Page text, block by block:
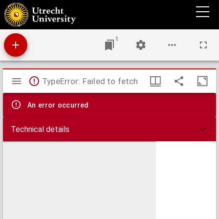
De Grietenye van Doniawerstal : waer over tegenwoordig de ed. heer Jr. Sibrand van
Osinga grietman is, bysitters syn Sytze Jansz Wierda, Agge Broersz, Epe van Hettinga,
Idzaerd Broersma, Johan van Echten secretaris
1
Mirador
viewer
TypeError: Failed to fetch
An error occurred
Technical details